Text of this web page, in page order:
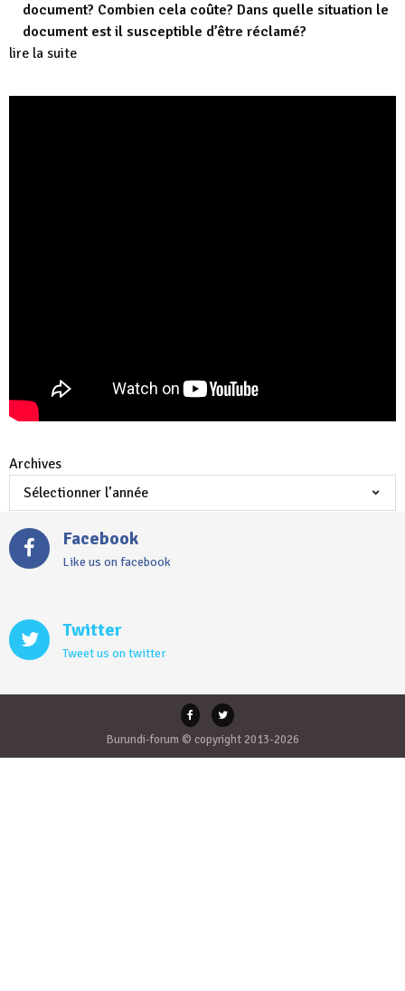
document? Combien cela coûte? Dans quelle situation le
document est il susceptible d’être réclamé?
lire la suite
Archives
Facebook
Like us on facebook
Twitter
Tweet us on twitter
Burundi-forum © copyright 2013-2026